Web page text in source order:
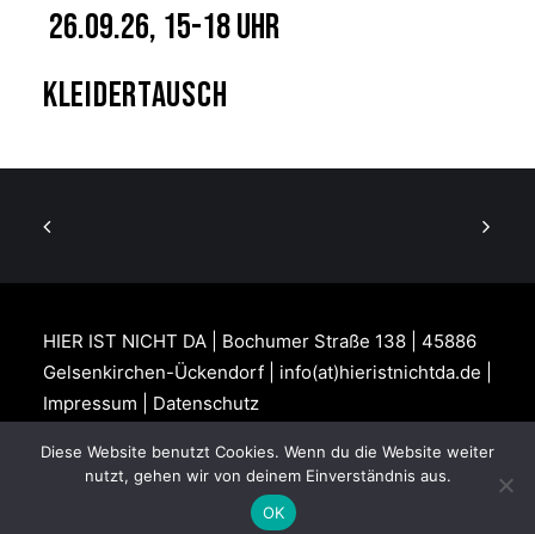
26.09.26, 15-18 Uhr
Kleidertausch
HIER IST NICHT DA | Bochumer Straße 138 | 45886
Gelsenkirchen-Ückendorf | info(at)hieristnichtda.de |
Impressum
Datenschutz
Diese Website benutzt Cookies. Wenn du die Website weiter
nutzt, gehen wir von deinem Einverständnis aus.
OK